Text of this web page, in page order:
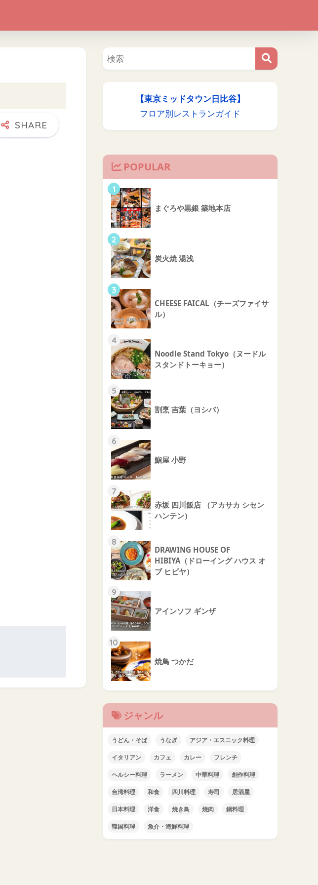
【東京ミッドタウン日比谷】
フロア別レストランガイド
POPULAR
1
まぐろや黒銀 築地本店
2
炭火焼 湯浅
3
CHEESE FAICAL（チーズファイサ
ル）
4
Noodle Stand Tokyo（ヌードル
スタンドトーキョー）
5
割烹 吉葉（ヨシバ）
6
鮨屋 小野
7
赤坂 四川飯店 （アカサカ シセン
ハンテン）
8
DRAWING HOUSE OF
HIBIYA（ドローイング ハウス オ
ブ ヒビヤ）
9
アインソフ ギンザ
10
焼鳥 つかだ
ジャンル
うどん・そば うなぎ アジア・エスニック料理
イタリアン カフェ カレー フレンチ
ヘルシー料理 ラーメン 中華料理 創作料理
台湾料理 和食 四川料理 寿司 居酒屋
日本料理 洋食 焼き鳥 焼肉 鍋料理
韓国料理 魚介・海鮮料理